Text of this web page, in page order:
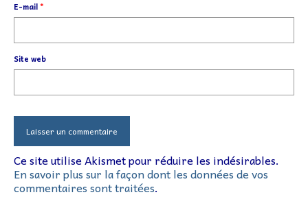
E-mail*
Site web
Ce site utilise Akismet pour réduire les indésirables.
En savoir plus sur la façon dont les données de vos
commentaires sont traitées.